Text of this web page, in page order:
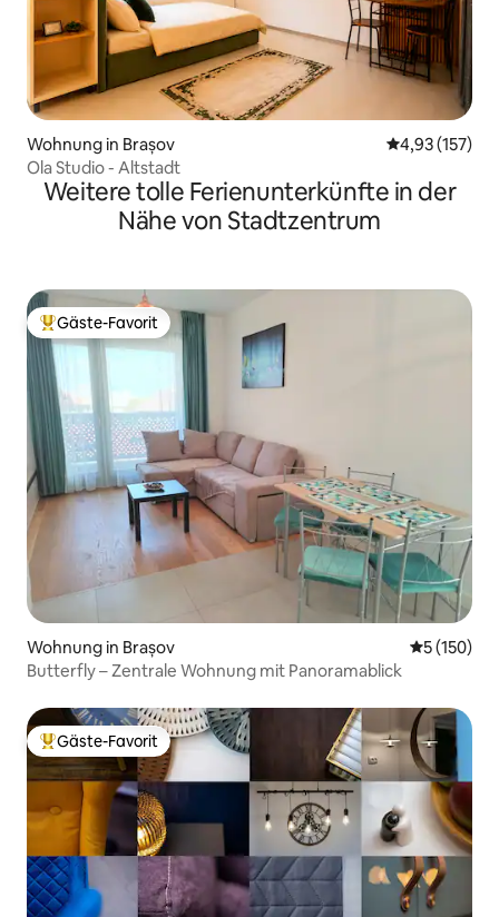
Wohnung in Brașov
4,93 (157)
Ola Studio - Altstadt
Weitere tolle Ferienunterkünfte in der
Nähe von Stadtzentrum
Beliebter Gäste-Favorit.
Gäste-Favorit
Wohnung in Brașov
5 (150)
Butterfly – Zentrale Wohnung mit Panoramablick
Beliebter Gäste-Favorit.
Gäste-Favorit